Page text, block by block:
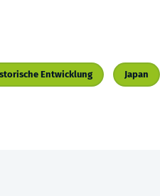
Entwicklung Japan